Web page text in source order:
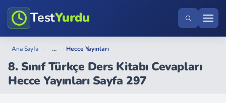
TestYurdu
Ana Sayfa › ... › Hecce Yayınları
8. Sınıf Türkçe Ders Kitabı Cevapları
Hecce Yayınları Sayfa 297